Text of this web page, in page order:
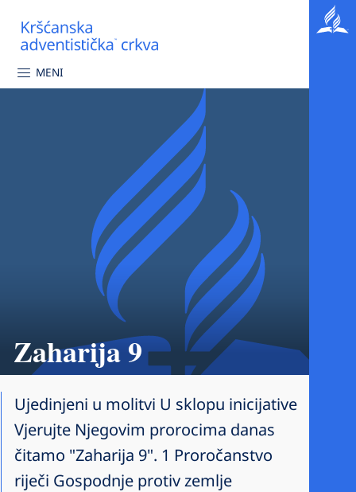
MENI
Zaharija 9
Ujedinjeni u molitvi U sklopu inicijative
Vjerujte Njegovim prorocima danas
čitamo "Zaharija 9". 1 Proročanstvo
riječi Gospodnje protiv zemlje